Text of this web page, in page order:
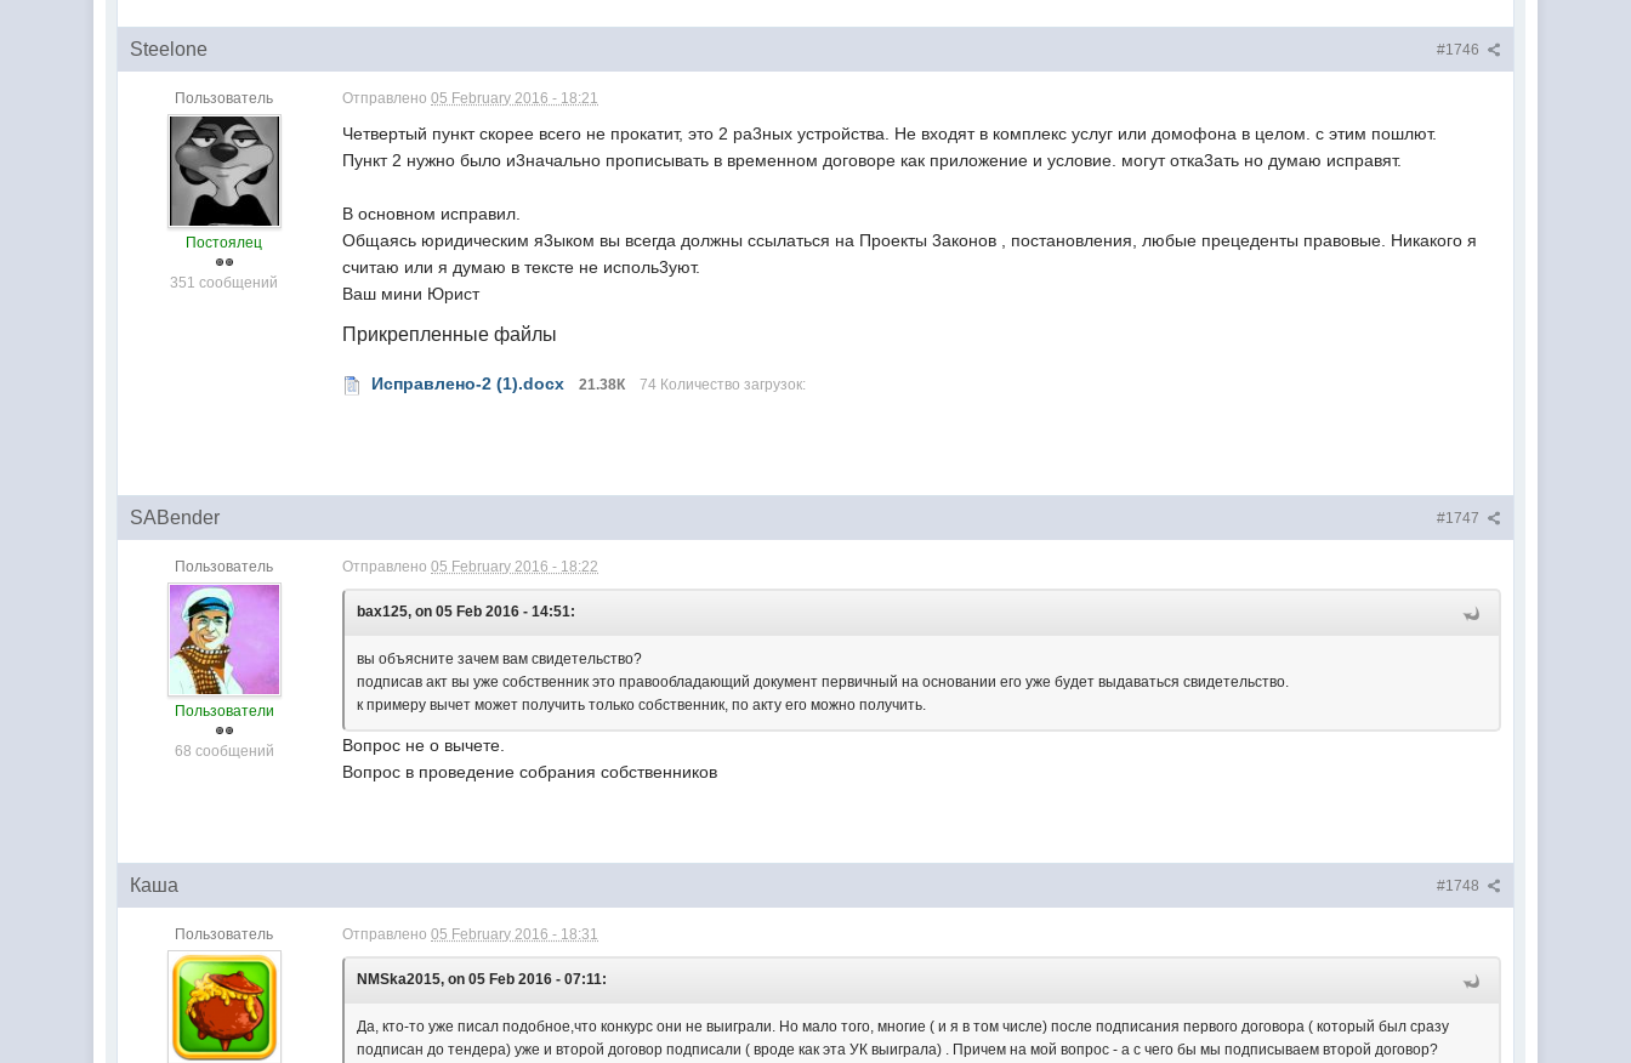
#1746
Steelone
Пользователь
Постоялец
351 сообщений
Отправлено05 February 2016 - 18:21
Четвертый пункт скорее всего не прокатит, это 2 ра3ных устройства. Не входят в комплекс услуг или домофона в целом. с этим пошлют.
Пункт 2 нужно было и3начально прописывать в временном договоре как приложение и условие. могут отка3ать но думаю исправят.
В основном исправил.
Общаясь юридическим я3ыком вы всегда должны ссылаться на Проекты 3аконов , постановления, любые прецеденты правовые. Никакого я
считаю или я думаю в тексте не исполь3уют.
Ваш мини Юрист
Прикрепленные файлы
Исправлено-2 (1).docx 21.38К 74 Количество загрузок:
#1747
SABender
Пользователь
Пользователи
68 сообщений
Отправлено05 February 2016 - 18:22
bax125, on 05 Feb 2016 - 14:51:
вы объясните зачем вам свидетельство?
подписав акт вы уже собственник это правообладающий документ первичный на основании его уже будет выдаваться свидетельство.
к примеру вычет может получить только собственник, по акту его можно получить.
Вопрос не о вычете.
Вопрос в проведение собрания собственников
#1748
Каша
Пользователь Отправлено05 February 2016 - 18:31
NMSka2015, on 05 Feb 2016 - 07:11:
Да, кто-то уже писал подобное,что конкурс они не выиграли. Но мало того, многие ( и я в том числе) после подписания первого договора ( который был сразу
подписан до тендера) уже и второй договор подписали ( вроде как эта УК выиграла) . Причем на мой вопрос - а с чего бы мы подписываем второй договор?